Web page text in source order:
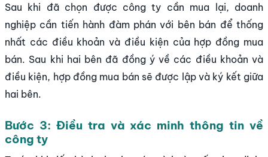
Sau khi đã chọn được công ty cần mua lại, doanh
nghiệp cần tiến hành đàm phán với bên bán để thống
nhất các điều khoản và điều kiện của hợp đồng mua
bán. Sau khi hai bên đã đồng ý về các điều khoản và
điều kiện, hợp đồng mua bán sẽ được lập và ký kết giữa
hai bên.
Bước 3: Điều tra và xác minh thông tin về
công ty